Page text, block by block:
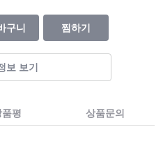
구니 찜하기
보 보기
품평 상품문의